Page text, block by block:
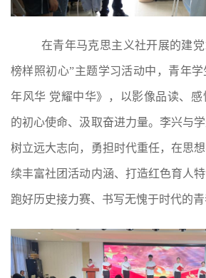
在青年马克思主义社开展的建党
榜样照初心”主题学习活动中，青年
年风华 党耀中华》，以影像品读、
的初心使命、汲取奋进力量。李兴与
树立远大志向，勇担时代重任，在思
续丰富社团活动内涵、打造红色育人
跑好历史接力赛、书写无愧于时代的青